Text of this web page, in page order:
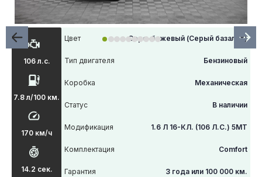
106 л.с.
7.8 л/100 км.
170 км/ч
14.2 сек.
Цвет Серо-бежевый (Серый базальт)
Тип двигателя Бензиновый
Коробка Механическая
Статус В наличии
Модификация 1.6 Л 16-КЛ. (106 Л.С.) 5МТ
Комплектация Comfort
Гарантия 3 года или 100 000 км.